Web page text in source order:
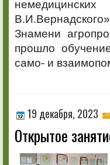
Знамени
прошло
само- и
19 декабря, 2023
Открытое